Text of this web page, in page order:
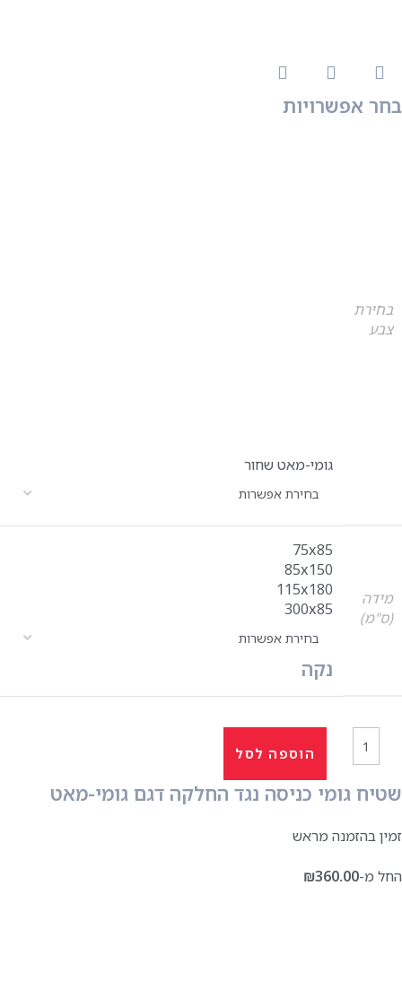
בחר אפשרויות
בחירת
צבע
גומי-מאט שחור
מידה
(ס"מ)
75x85
85x150
115x180
300x85
נקה
הוספה לסל
שטיח גומי כניסה נגד החלקה דגם גומי-מאט
זמין בהזמנה מראש
החל מ- ₪360.00